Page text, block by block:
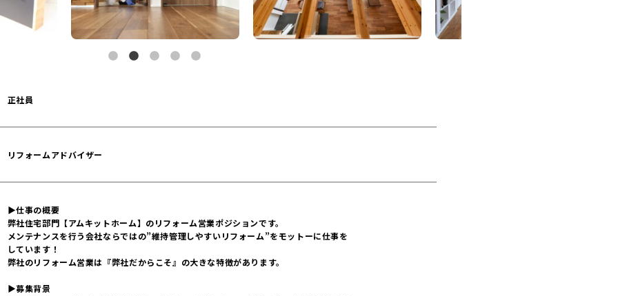
正社員
リフォームアドバイザー
▶仕事の概要
弊社住宅部門【アムキットホーム】のリフォーム営業ポジションです。
メンテナンスを行う会社ならではの”維持管理しやすいリフォーム”をモットーに仕事を
しています！
弊社のリフォーム営業は『弊社だからこそ』の大きな特徴があります。
▶募集背景